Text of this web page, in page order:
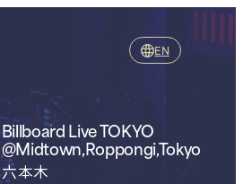
EN
Billboard Live TOKYO
@Midtown,Roppongi,Tokyo
六本木